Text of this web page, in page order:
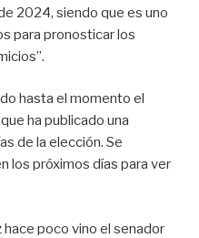
2024, siendo que es uno
para pronosticar los
hasta el momento el
ha publicado una
de la elección. Se
los próximos días para ver
hace poco vino el senador